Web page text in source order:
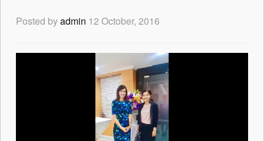
Posted byadmin 12 October, 2016